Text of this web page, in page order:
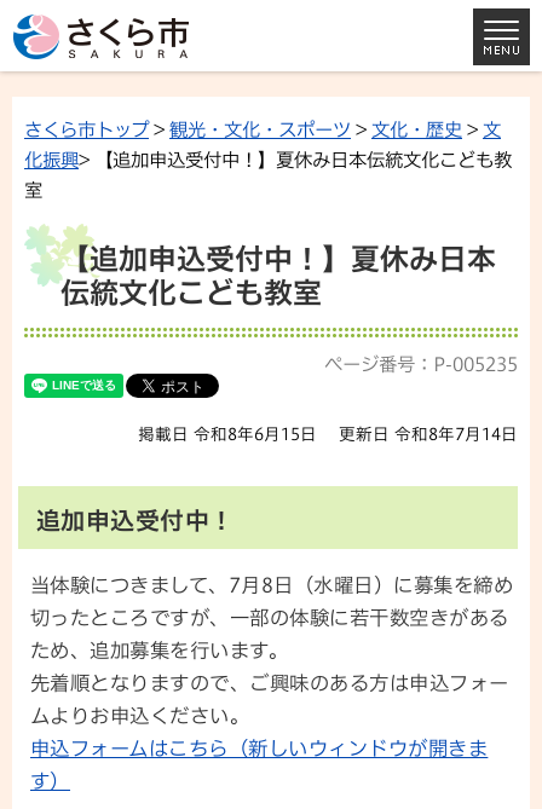
さくら市トップ> 観光・文化・スポーツ > 文化・歴史 > 文
化振興> 【追加申込受付中！】夏休み日本伝統文化こども教
室
【追加申込受付中！】夏休み日本
伝統文化こども教室
ページ番号：P-005235
掲載日 令和8年6月15日 更新日 令和8年7月14日
追加申込受付中！
当体験につきまして、7月8日（水曜日）に募集を締め
切ったところですが、一部の体験に若干数空きがある
ため、追加募集を行います。
先着順となりますので、ご興味のある方は申込フォー
ムよりお申込ください。
申込フォームはこちら（新しいウィンドウが開きま
す）